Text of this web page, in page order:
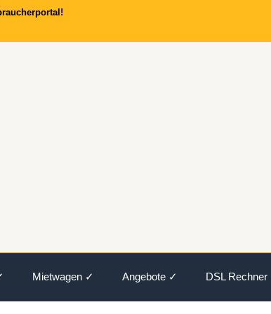
Mietwagen ✓ Angebote ✓ DSL Rechner